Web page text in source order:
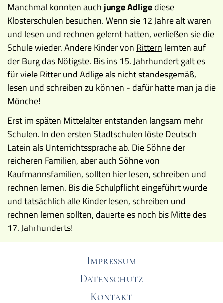
Manchmal konnten auch junge Adligediese
Klosterschulen besuchen. Wenn sie 12 Jahre alt waren
und lesen und rechnen gelernt hatten, verließen sie die
Schule wieder. Andere Kinder von Rittern lernten auf
derBurgdas Nötigste. Bis ins 15. Jahrhundert galt es
für viele Ritter und Adlige als nicht standesgemäß,
lesen und schreiben zu können - dafür hatte man ja die
Mönche!
Erst im späten Mittelalter entstanden langsam mehr
Schulen. In den ersten Stadtschulen löste Deutsch
Latein als Unterrichtssprache ab. Die Söhne der
reicheren Familien, aber auch Söhne von
Kaufmannsfamilien, sollten hier lesen, schreiben und
rechnen lernen. Bis die Schulpflicht eingeführt wurde
und tatsächlich alle Kinder lesen, schreiben und
rechnen lernen sollten, dauerte es noch bis Mitte des
17. Jahrhunderts!
Impressum
Datenschutz
Kontakt